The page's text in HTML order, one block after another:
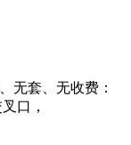
无套、无收费：
口，